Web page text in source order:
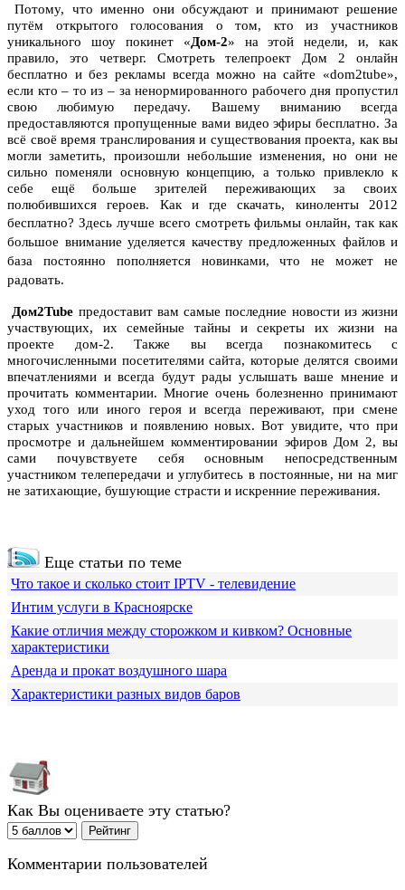
Потому, что именно они обсуждают и принимают решение
путём открытого голосования о том, кто из участников
уникального шоу покинет «Дом-2» на этой недели, и, как
правило, это четверг. Смотреть телепроект Дом 2 онлайн
бесплатно и без рекламы всегда можно на сайте «dom2tube»,
если кто – то из – за ненормированного рабочего дня пропустил
свою любимую передачу. Вашему вниманию всегда
предоставляются пропущенные вами видео эфиры бесплатно. За
всё своё время транслирования и существования проекта, как вы
могли заметить, произошли небольшие изменения, но они не
сильно поменяли основную концепцию, а только привлекло к
себе ещё больше зрителей переживающих за своих
полюбившихся героев. Как и где скачать, киноленты 2012
бесплатно? Здесь лучше всего смотреть фильмы онлайн, так как
большое внимание уделяется качеству предложенных файлов и
база постоянно пополняется новинками, что не может не
радовать.
Дом2Tube предоставит вам самые последние новости из жизни
участвующих, их семейные тайны и секреты их жизни на
проекте дом-2. Также вы всегда познакомитесь с
многочисленными посетителями сайта, которые делятся своими
впечатлениями и всегда будут рады услышать ваше мнение и
прочитать комментарии. Многие очень болезненно принимают
уход того или иного героя и всегда переживают, при смене
старых участников и появлению новых. Вот увидите, что при
просмотре и дальнейшем комментировании эфиров Дом 2, вы
сами почувствуете себя основным непосредственным
участником телепередачи и углубитесь в постоянные, ни на миг
не затихающие, бушующие страсти и искренние переживания.
Еще статьи по теме
Что такое и сколько стоит IPTV - телевидение
Интим услуги в Красноярске
Какие отличия между сторожком и кивком? Основные
характеристики
Аренда и прокат воздушного шара
Характеристики разных видов баров
Как Вы оцениваете эту статью?
Комментарии пользователей